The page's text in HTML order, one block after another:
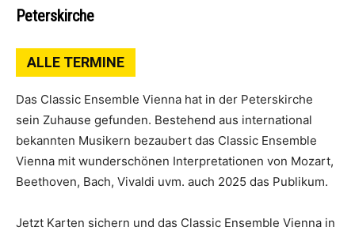
Peterskirche
ALLE TERMINE
Das Classic Ensemble Vienna hat in der Peterskirche
sein Zuhause gefunden. Bestehend aus international
bekannten Musikern bezaubert das Classic Ensemble
Vienna mit wunderschönen Interpretationen von Mozart,
Beethoven, Bach, Vivaldi uvm. auch 2025 das Publikum.
Jetzt Karten sichern und das Classic Ensemble Vienna in